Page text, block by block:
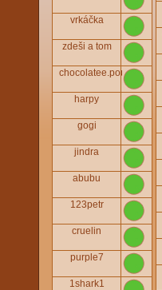
vrkáčka
zdeši a tom
chocolatee.poupee
harpy
gogi
jindra
abubu
123petr
cruelin
purple7
1shark1